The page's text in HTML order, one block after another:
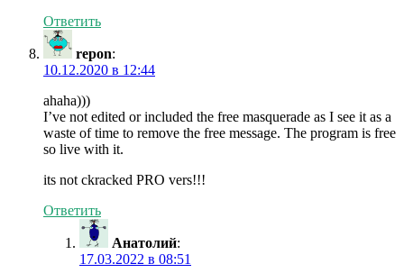
Ответить
repon:
10.12.2020 в 12:44
ahaha)))
I’ve not edited or included the free masquerade as I see it as a
waste of time to remove the free message. The program is free
so live with it.
its not ckracked PRO vers!!!
Ответить
Анатолий:
17.03.2022 в 08:51